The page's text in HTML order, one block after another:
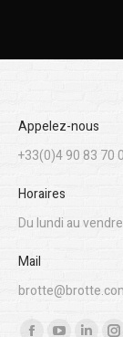
Appelez-nous
+33(0)4 90 83 70
Horaires
Du lundi au
Mail
Trouvez nous sur :